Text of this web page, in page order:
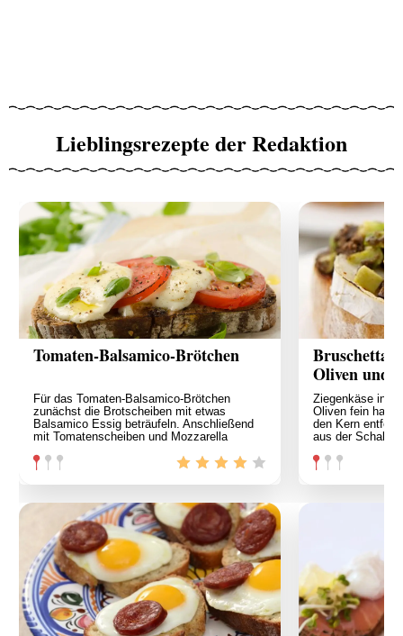
Lieblingsrezepte der Redaktion
Tomaten-Balsamico-Brötchen
Für das Tomaten-Balsamico-Brötchen
zunächst die Brotscheiben mit etwas
Balsamico Essig beträufeln. Anschließend
mit Tomatenscheiben und Mozzarella
Bruschetta
Oliven und
Ziegenkäse in
Oliven fein
den Kern
aus der Schale